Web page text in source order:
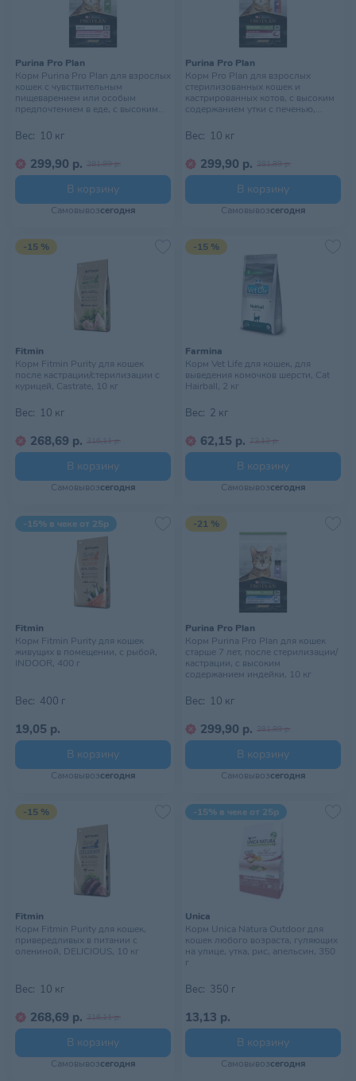
Purina Pro Plan
Корм Purina Pro Plan для взрослых
кошек с чувствительным
пищеварением или особым
предпочтением в еде, с высоким
Вес: 10 кг
299,90 р. 381,89 р.
В корзину
Самовывозсегодня
Purina Pro Plan
Корм Pro Plan для взрослых
стерилизованных кошек и
кастрированных котов, с высоким
содержанием утки с печенью,
Вес: 10 кг
299,90 р. 381,89 р.
В корзину
Самовывозсегодня
-15 %
Fitmin
Корм Fitmin Purity для кошек
после кастрации/стерилизации с
курицей, Castrate, 10 кг
Вес: 10 кг
268,69 р. 316,11 р.
В корзину
Самовывозсегодня
-15 %
Farmina
Корм Vet Life для кошек, для
выведения комочков шерсти, Cat
Hairball, 2 кг
Вес: 2 кг
62,15 р. 73,12 р.
В корзину
Самовывозсегодня
-15% в чеке от 25р
Fitmin
Корм Fitmin Purity для кошек
живущих в помещении, с рыбой,
INDOOR, 400 г
Вес: 400 г
19,05 р.
В корзину
Самовывозсегодня
-21 %
Purina Pro Plan
Корм Purina Pro Plan для кошек
старше 7 лет, после стерилизации/
кастрации, с высоким
содержанием индейки, 10 кг
Вес: 10 кг
299,90 р. 381,89 р.
В корзину
Самовывозсегодня
-15 %
Fitmin
Корм Fitmin Purity для кошек,
привередливых в питании с
олениной, DELICIOUS, 10 кг
Вес: 10 кг
268,69 р. 316,11 р.
В корзину
Самовывозсегодня
-15% в чеке от 25р
Unica
Корм Unica Natura Outdoor для
кошек любого возраста, гуляющих
на улице, утка, рис, апельсин, 350
г
Вес: 350 г
13,13 р.
В корзину
Самовывозсегодня